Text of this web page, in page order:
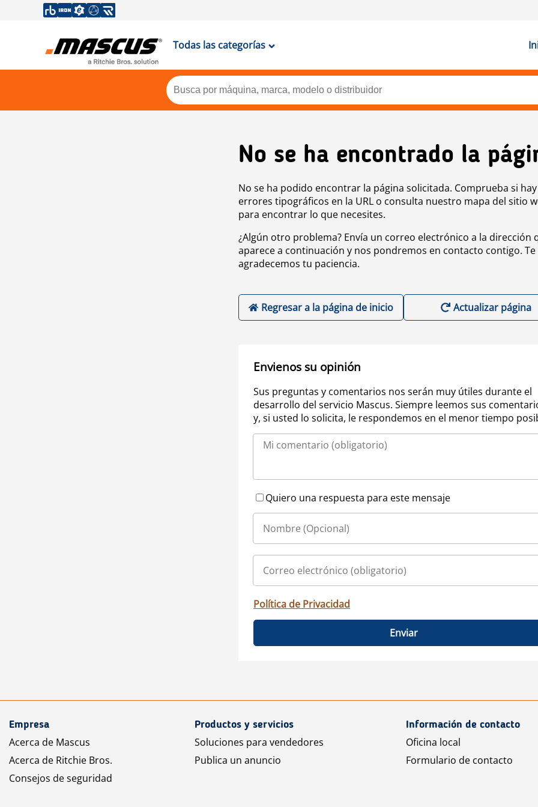
Todas las categorías
No se ha encontrado la
No se ha podido encontrar la página solicitada. Comprueba si hay
errores tipográficos en la URL o consulta nuestro mapa del sitio
para encontrar lo que necesites.
¿Algún otro problema? Envía un correo electrónico a la dirección
aparece a continuación y nos pondremos en contacto contigo. Te
agradecemos tu paciencia.
Regresar a la página de inicio Actualizar página
Envienos su opinión
Sus preguntas y comentarios nos serán muy útiles durante el
desarrollo del servicio Mascus. Siempre leemos sus
y, si usted lo solicita, le respondemos en el menor tiempo
Quiero una respuesta para este mensaje
Política de Privacidad
Enviar
Empresa
Acerca de Mascus
Acerca de Ritchie Bros.
Consejos de seguridad
Productos y servicios
Soluciones para vendedores
Publica un anuncio
Información de contacto
Oficina local
Formulario de contacto